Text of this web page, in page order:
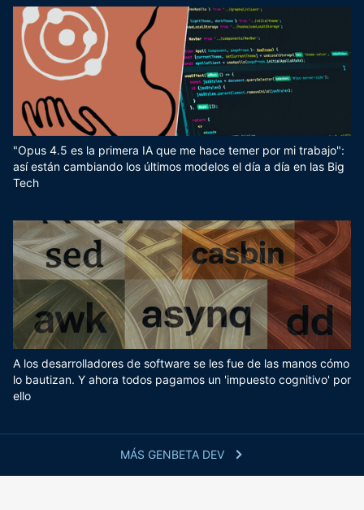
MÁS GENBETA DEV
"Opus 4.5 es la primera IA que me hace temer por mi trabajo":
así están cambiando los últimos modelos el día a día en las Big
Tech
A los desarrolladores de software se les fue de las manos cómo
lo bautizan. Y ahora todos pagamos un 'impuesto cognitivo' por
ello